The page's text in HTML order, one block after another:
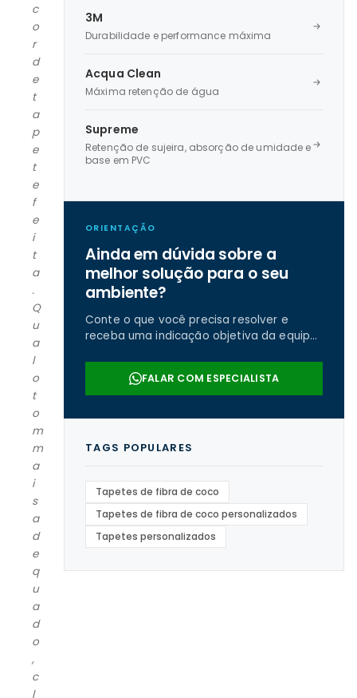
c
o
r
d
e
t
a
p
e
t
e
f
e
i
t
a
.
Q
u
a
l
o
t
o
m
m
a
i
s
a
d
e
q
u
a
d
o
,
c
l
3M
Durabilidade e performance máxima
Acqua Clean
Máxima retenção de água
Supreme
Retenção de sujeira, absorção de umidade e
base em PVC
ORIENTAÇÃO
Ainda em dúvida sobre a
melhor solução para o seu
ambiente?
Conte o que você precisa resolver e
receba uma indicação objetiva da equipe
FALAR COM ESPECIALISTA
TAGS POPULARES
Tapetes de fibra de coco
Tapetes de fibra de coco personalizados
Tapetes personalizados